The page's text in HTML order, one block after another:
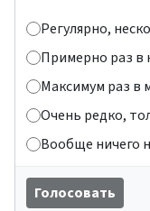
Регулярно,
Примерно раз
Максимум раз в
Очень редко,
Вообще ничего
Голосовать